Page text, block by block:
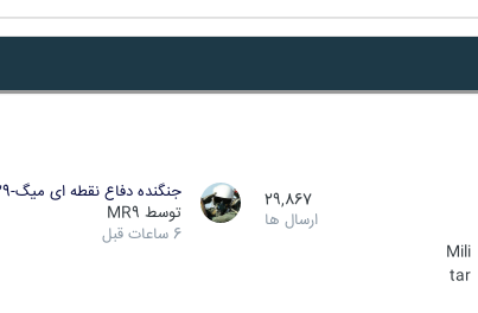
Mili
tar
29,867
ارسال ها
جنگنده دفاع نقطه ای میگ-29…
توسط MR9
6 ساعات قبل